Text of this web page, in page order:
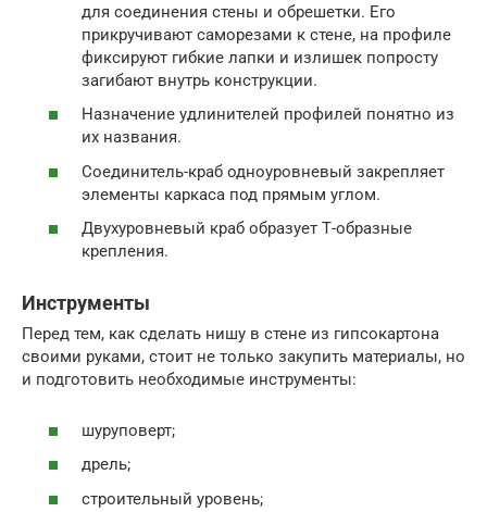
для соединения стены и обрешетки. Его
прикручивают саморезами к стене, на профиле
фиксируют гибкие лапки и излишек попросту
загибают внутрь конструкции.
Назначение удлинителей профилей понятно из
их названия.
Соединитель-краб одноуровневый закрепляет
элементы каркаса под прямым углом.
Двухуровневый краб образует Т-образные
крепления.
Инструменты
Перед тем, как сделать нишу в стене из гипсокартона
своими руками, стоит не только закупить материалы, но
и подготовить необходимые инструменты:
шуруповерт;
дрель;
строительный уровень;